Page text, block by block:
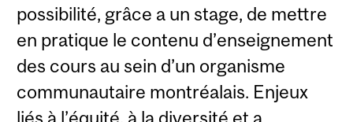
possibilité, grâce a un stage, de mettre
en pratique le contenu d’enseignement
des cours au sein d’un organisme
communautaire montréalais. Enjeux